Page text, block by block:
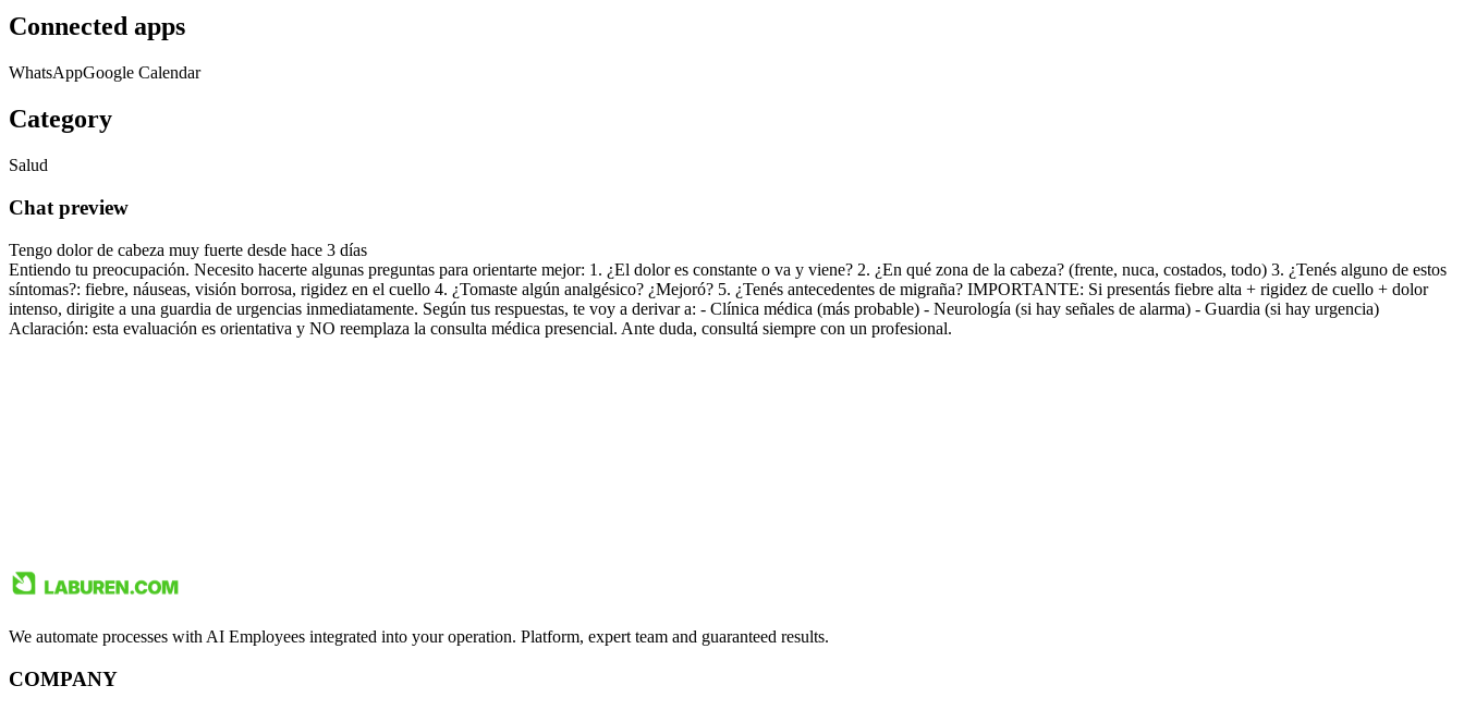
Connected apps
WhatsAppGoogle Calendar
Category
Salud
Chat preview
Tengo dolor de cabeza muy fuerte desde hace 3 días
Entiendo tu preocupación. Necesito hacerte algunas preguntas para orientarte mejor: 1. ¿El dolor es constante o va y viene? 2. ¿En qué zona de la cabeza? (frente, nuca, costados, todo) 3. ¿Tenés alguno de estos
síntomas?: fiebre, náuseas, visión borrosa, rigidez en el cuello 4. ¿Tomaste algún analgésico? ¿Mejoró? 5. ¿Tenés antecedentes de migraña? IMPORTANTE: Si presentás fiebre alta + rigidez de cuello + dolor
intenso, dirigite a una guardia de urgencias inmediatamente. Según tus respuestas, te voy a derivar a: - Clínica médica (más probable) - Neurología (si hay señales de alarma) - Guardia (si hay urgencia)
Aclaración: esta evaluación es orientativa y NO reemplaza la consulta médica presencial. Ante duda, consultá siempre con un profesional.
We automate processes with AI Employees integrated into your operation. Platform, expert team and guaranteed results.
COMPANY